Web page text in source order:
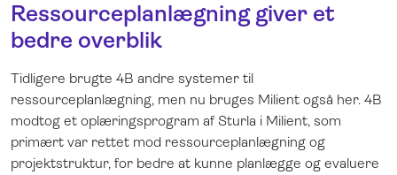
Ressourceplanlægning giver et
bedre overblik
Tidligere brugte 4B andre systemer til
ressourceplanlægning, men nu bruges Milient også her. 4B
modtog et oplæringsprogram af Sturla i Milient, som
primært var rettet mod ressourceplanlægning og
projektstruktur, for bedre at kunne planlægge og evaluere